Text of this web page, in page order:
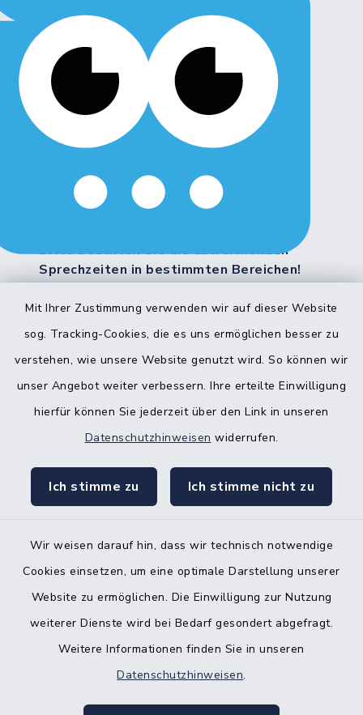
Mit Ihrer Zustimmung verwenden wir auf dieser Website
sog. Tracking-Cookies, die es uns ermöglichen besser zu
verstehen, wie unsere Website genutzt wird. So können wir
unser Angebot weiter verbessern. Ihre erteilte Einwilligung
hierfür können Sie jederzeit über den Link in unseren
Datenschutzhinweisen widerrufen.
Ich stimme zu Ich stimme nicht zu
Wir weisen darauf hin, dass wir technisch notwendige
Cookies einsetzen, um eine optimale Darstellung unserer
Website zu ermöglichen. Die Einwilligung zur Nutzung
weiterer Dienste wird bei Bedarf gesondert abgefragt.
Weitere Informationen finden Sie in unseren
Datenschutzhinweisen.
Montag, Dienstag, Freitag:
8:00 - 12:00 Uhr
Donnerstag:
8:00 - 12:00 Uhr
14:00 - 18:00 Uhr
geschlossen
Bitte beachten Sie die abweichenden
Sprechzeiten in bestimmten Bereichen!
Quicklinks
Bürgerbüro Hohenwestedt
Bürgerbüro Hanerau-Hademarschen
Nebenstelle Padenstedt
KFZ-Zulassungsbehörde
Gleichstellungsbüro
Barrierefreiheit